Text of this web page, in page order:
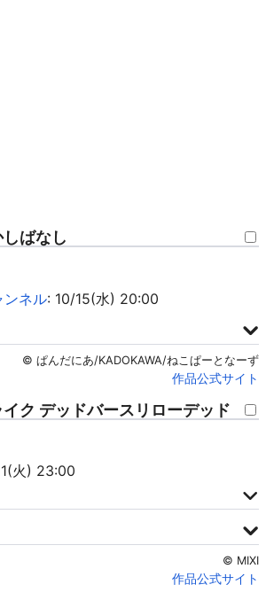
ばなし
ンネル: 10/15(水) 20:00
© ぱんだにあ/KADOKAWA/ねこぱーとなーず
作品公式サイト
ク デッドバースリローデッド
火) 23:00
© MIXI
作品公式サイト